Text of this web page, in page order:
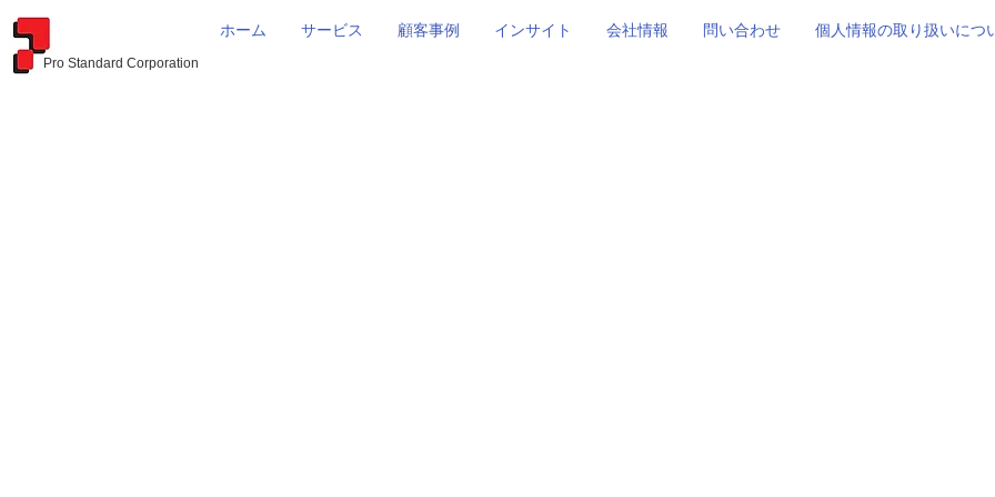
ホーム サービス 顧客事例 インサイト 会社情報 問い合わせ 個人情報の取り扱いにつ
Pro Standard Corporation